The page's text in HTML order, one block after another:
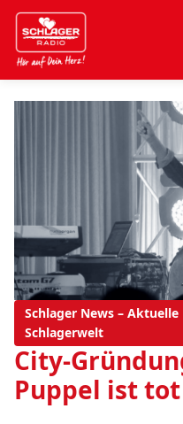
Schlager News –
Schlagerwelt
City-
Puppel ist tot